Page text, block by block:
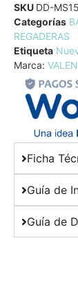
SKU DD-
Categorías
REGADERAS
Etiqueta
Marca: VALEN
Ficha
Guía de
Guía de